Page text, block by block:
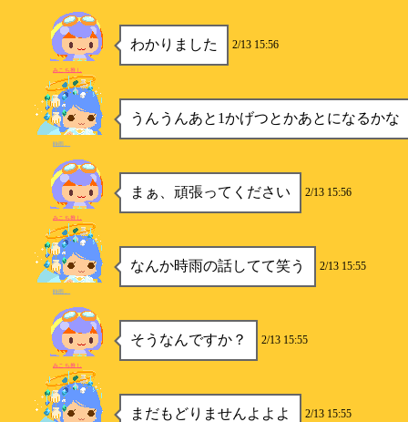
わかりました 2/13 15:56
みこち推し
うんうんあと1かげつとかあとになるかな
時雨。
まぁ、頑張ってください 2/13 15:56
みこち推し
なんか時雨の話してて笑う 2/13 15:55
時雨。
そうなんですか？ 2/13 15:55
みこち推し
まだもどりませんよよよ 2/13 15:55